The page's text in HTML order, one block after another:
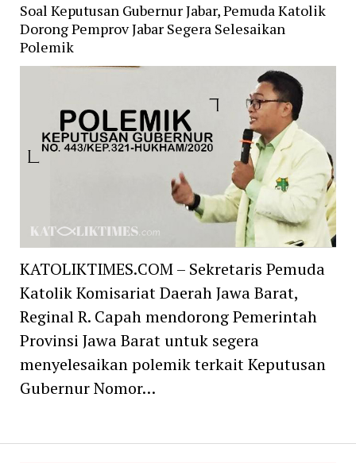
Soal Keputusan Gubernur Jabar, Pemuda Katolik
Dorong Pemprov Jabar Segera Selesaikan
Polemik
KATOLIKTIMES.COM – Sekretaris Pemuda
Katolik Komisariat Daerah Jawa Barat,
Reginal R. Capah mendorong Pemerintah
Provinsi Jawa Barat untuk segera
menyelesaikan polemik terkait Keputusan
Gubernur Nomor…